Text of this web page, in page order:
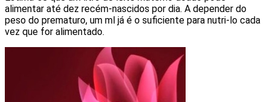
alimentar até dez recém-nascidos por dia. A depender do
peso do prematuro, um ml já é o suficiente para nutri-lo cada
vez que for alimentado.